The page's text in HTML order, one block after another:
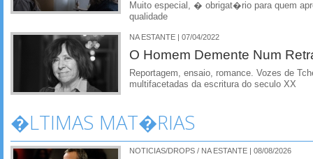
Muito especial, � obrigat�rio para quem
qualidade
NA ESTANTE | 07/04/2022
O Homem Demente Num
Reportagem, ensaio, romance. Vozes de
multifacetadas da escritura do seculo XX
�LTIMAS MAT�RIAS
NOTICIAS/DROPS / NA ESTANTE | 08/08/2026